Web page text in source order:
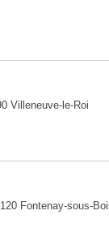
Villeneuve-le-Roi
Fontenay-sous-